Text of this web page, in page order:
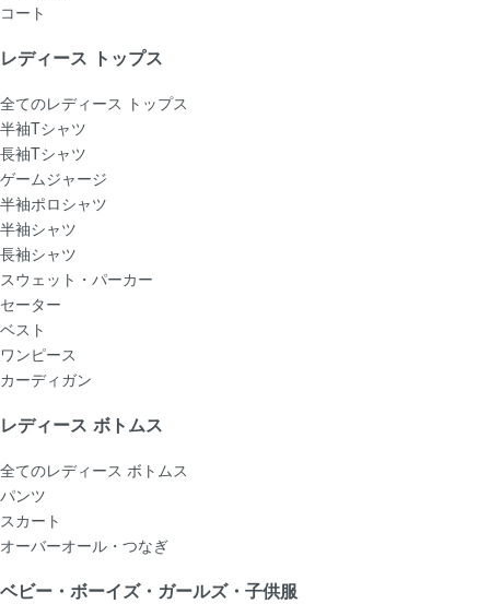
コート
レディース トップス
全てのレディース トップス
半袖Tシャツ
長袖Tシャツ
ゲームジャージ
半袖ポロシャツ
半袖シャツ
長袖シャツ
スウェット・パーカー
セーター
ベスト
ワンピース
カーディガン
レディース ボトムス
全てのレディース ボトムス
パンツ
スカート
オーバーオール・つなぎ
ベビー・ボーイズ・ガールズ・子供服